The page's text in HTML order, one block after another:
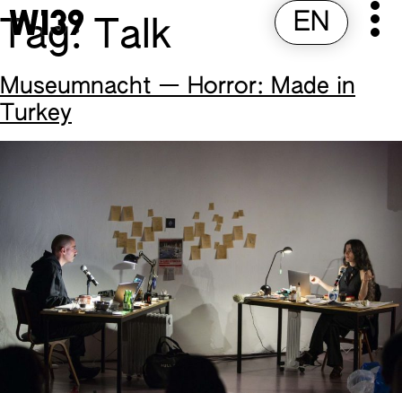
Skip
to
content
EN
Tag: Talk
Museumnacht — Horror: Made in
Turkey